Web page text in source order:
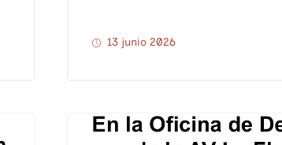
13 junio 2026